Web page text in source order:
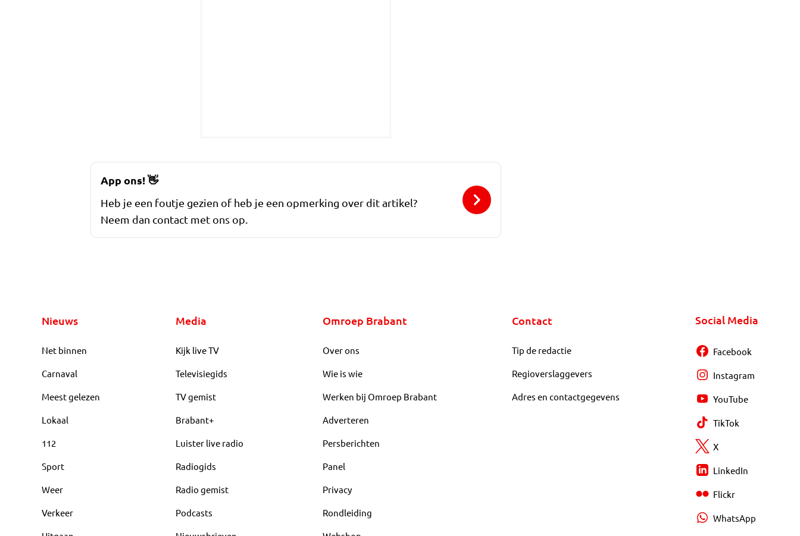
App ons!👋
Heb je een foutje gezien of heb je een opmerking over dit artikel?
Neem dan contact met ons op.
Nieuws
Net binnen
Carnaval
Meest gelezen
Lokaal
112
Sport
Weer
Verkeer
Media
Kijk live TV
Televisiegids
TV gemist
Brabant+
Luister live radio
Radiogids
Radio gemist
Podcasts
Omroep Brabant
Over ons
Wie is wie
Werken bij Omroep Brabant
Adverteren
Persberichten
Panel
Privacy
Rondleiding
Contact
Tip de redactie
Regioverslaggevers
Adres en contactgegevens
Social Media
Facebook
Instagram
YouTube
TikTok
X
LinkedIn
Flickr
WhatsApp